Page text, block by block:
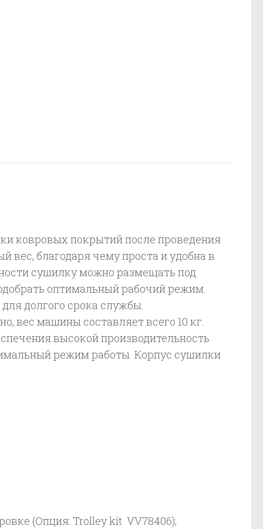
ковровых покрытий после проведения
вес, благодаря чему проста и удобна в
сушилку можно размещать под
оптимальный рабочий режим.
долгого срока службы.
вес машины составляет всего 10 кг.
высокой производительность
режим работы. Корпус сушилки
(Опция: Trolley kit VV78406);